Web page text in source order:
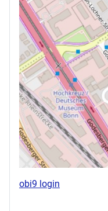
obi9 login